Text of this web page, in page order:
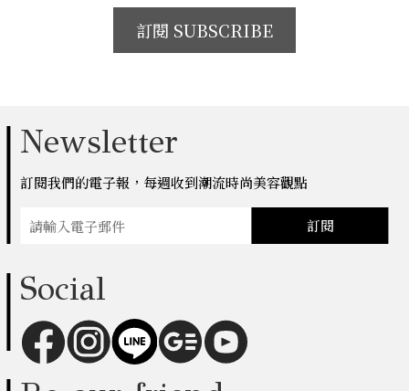
訂閱 SUBSCRIBE
Newsletter
訂閱我們的電子報，每週收到潮流時尚美容觀點
訂閱
Social